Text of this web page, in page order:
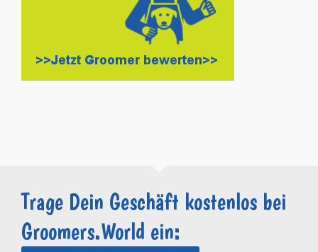
Trage Dein Geschäft kostenlos bei
Groomers.World ein: